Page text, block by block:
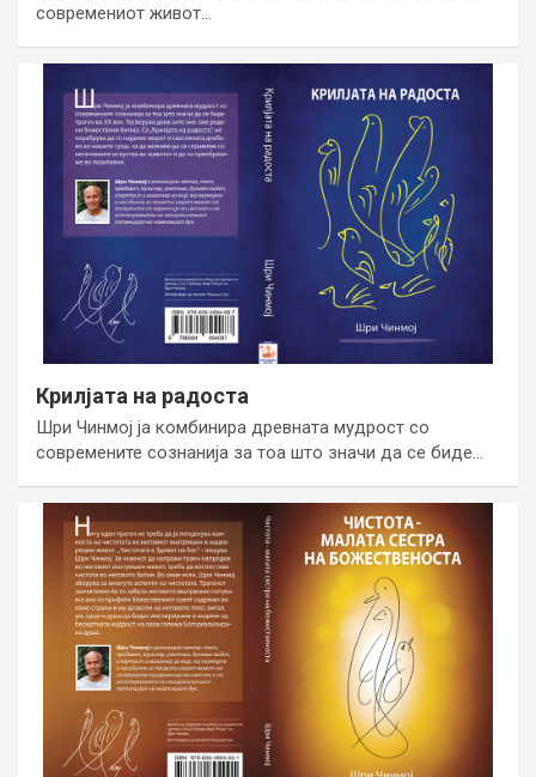
современиот живот…
Крилјата на радоста
Шри Чинмој ја комбинира древната мудрост со
современите сознанија за тоа што значи да се биде…